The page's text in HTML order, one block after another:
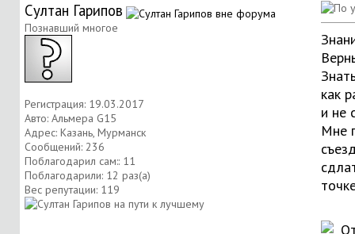
Султан Гарипов
Познавший многое
Регистрация: 19.03.2017
Авто: Альмера G15
Адрес: Казань, Мурманск
Сообщений: 236
Поблагодарил сам:: 11
Поблагодарили: 12 раз(а)
Вес репутации: 119
как
и не
Мне